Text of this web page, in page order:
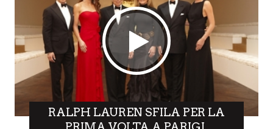
RALPH LAUREN SFILA PER LA